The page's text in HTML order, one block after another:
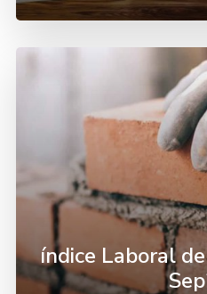
índice Laboral